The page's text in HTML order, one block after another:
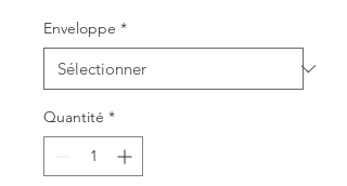
Enveloppe *
Quantité *